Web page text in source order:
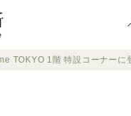
TOKYO 1階 特設コーナーに